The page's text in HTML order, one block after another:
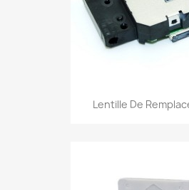
Lentille De